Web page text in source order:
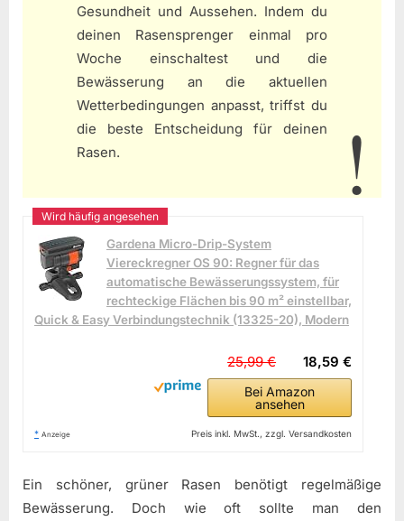
Gesundheit und Aussehen. Indem du
deinen Rasensprenger einmal pro
Woche einschaltest und die
Bewässerung an die aktuellen
Wetterbedingungen anpasst, triffst du
die beste Entscheidung für deinen
Rasen.
Gardena Micro-Drip-System
Viereckregner OS 90: Regner für das
automatische Bewässerungssystem, für
rechteckige Flächen bis 90 m² einstellbar,
Quick & Easy Verbindungstechnik (13325-20), Modern
18,59 €
25,99 €
Bei Amazon
ansehen
* Anzeige Preis inkl. MwSt., zzgl. Versandkosten
Ein schöner, grüner Rasen benötigt regelmäßige
Bewässerung. Doch wie oft sollte man den